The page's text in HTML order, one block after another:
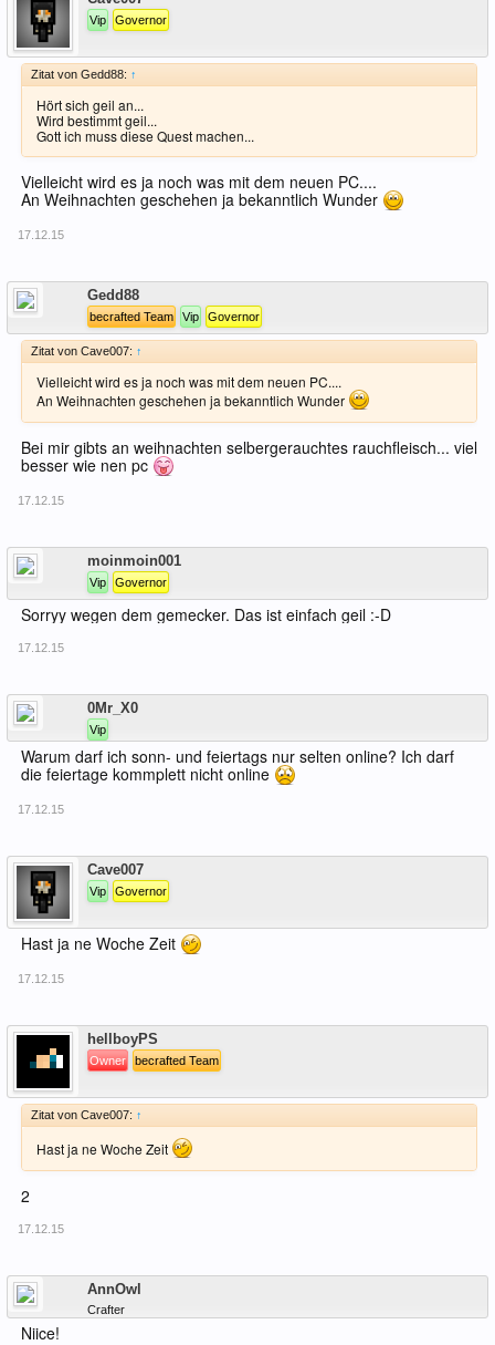
Vip Governor
Zitat von Gedd88: ↑
Hört sich geil an...
Wird bestimmt geil...
Gott ich muss diese Quest machen...
Vielleicht wird es ja noch was mit dem neuen PC....
An Weihnachten geschehen ja bekanntlich Wunder
17.12.15
Gedd88
becrafted Team Vip Governor
Zitat von Cave007: ↑
Vielleicht wird es ja noch was mit dem neuen PC....
An Weihnachten geschehen ja bekanntlich Wunder
Bei mir gibts an weihnachten selbergerauchtes rauchfleisch... viel
besser wie nen pc
17.12.15
moinmoin001
Vip Governor
Sorryy wegen dem gemecker. Das ist einfach geil :-D
17.12.15
0Mr_X0
Vip
Warum darf ich sonn- und feiertags nur selten online? Ich darf
die feiertage kommplett nicht online
17.12.15
Cave007
Vip Governor
Hast ja ne Woche Zeit
17.12.15
hellboyPS
Owner becrafted Team
Zitat von Cave007: ↑
Hast ja ne Woche Zeit
2
17.12.15
AnnOwl
Crafter
Niice!